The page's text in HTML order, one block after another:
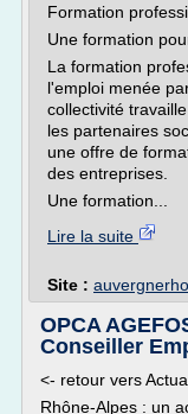
Formation
Une formation
La formation
l'emploi menée
collectivité
les partenaires
une offre de
des entreprises.
Une formation...
Lire la suite
Site :
OPCA
Conseiller
<- retour vers
Rhône-Alpes : un